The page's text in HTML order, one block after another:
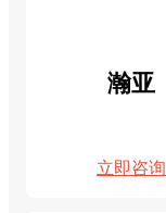
瀚亚
立即咨询